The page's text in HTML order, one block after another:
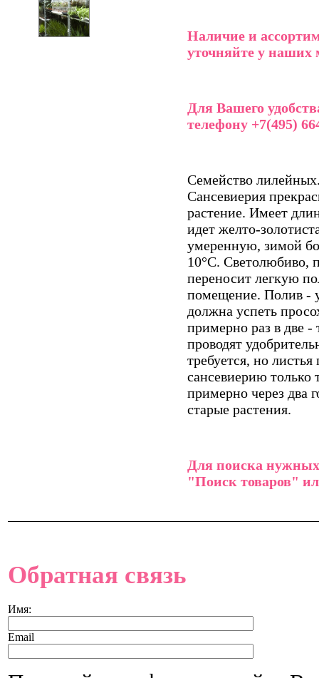
Наличие и
уточняйте у наших
Для Вашего
телефону +7(495)
Семейство
Сансевиерия
растение. Имеет
идет желто-
умеренную, зимой
10°С. Светолюбиво,
переносит легкую
помещение. Полив -
должна успеть
примерно раз в две -
проводят
требуется, но
сансевиерию только
примерно через два
старые растения.
Для поиска нужных
"Поиск товаров"
Обратная связь
Имя:
Email